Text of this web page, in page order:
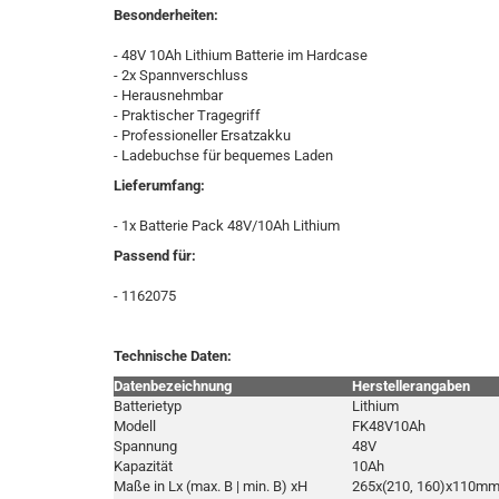
Besonderheiten:
- 48V 10Ah Lithium Batterie im Hardcase
- 2x Spannverschluss
- Herausnehmbar
- Praktischer Tragegriff
- Professioneller Ersatzakku
- Ladebuchse für bequemes Laden
Lieferumfang:
- 1x Batterie Pack 48V/10Ah Lithium
Passend für:
- 1162075
Technische Daten:
Datenbezeichnung
Herstellerangaben
Batterietyp
Lithium
Modell
FK48V10Ah
Spannung
48V
Kapazität
10Ah
Maße in Lx (max. B | min. B) xH
265x(210, 160)x110mm